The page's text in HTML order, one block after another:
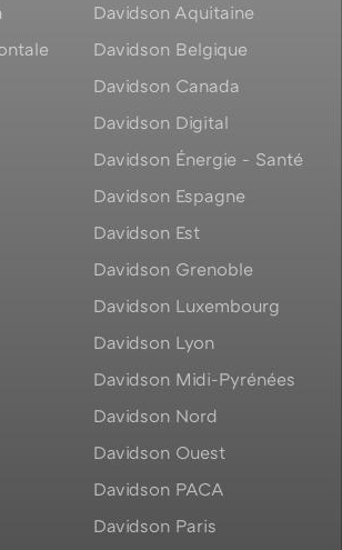
Davidson Aquitaine
Davidson Belgique
Davidson Canada
Davidson Digital
Davidson Énergie - Santé
Davidson Espagne
Davidson Est
Davidson Grenoble
Davidson Luxembourg
Davidson Lyon
Davidson Midi-Pyrénées
Davidson Nord
Davidson Ouest
Davidson PACA
Davidson Paris